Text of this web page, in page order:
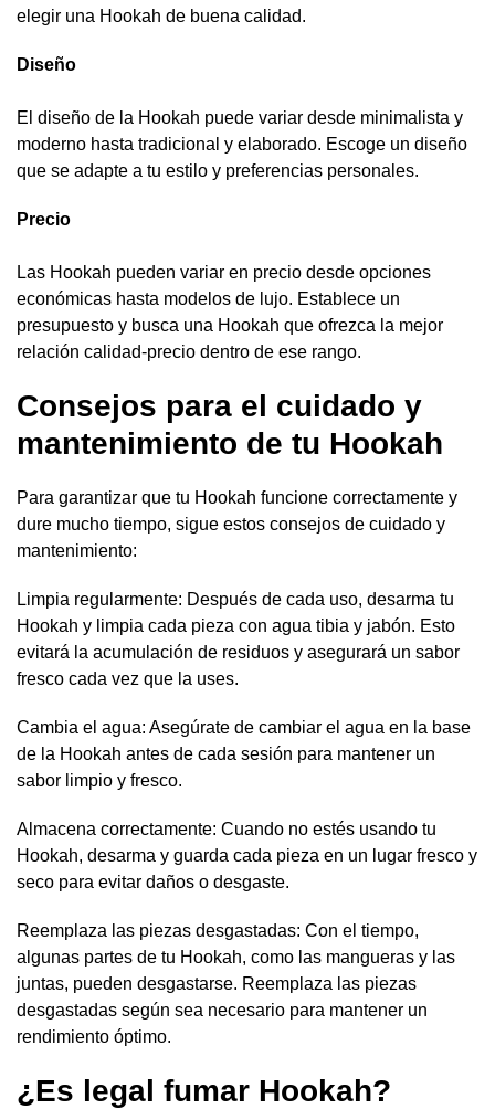
elegir una Hookah de buena calidad.
Diseño
El diseño de la Hookah puede variar desde minimalista y
moderno hasta tradicional y elaborado. Escoge un diseño
que se adapte a tu estilo y preferencias personales.
Precio
Las Hookah pueden variar en precio desde opciones
económicas hasta modelos de lujo. Establece un
presupuesto y busca una Hookah que ofrezca la mejor
relación calidad-precio dentro de ese rango.
Consejos para el cuidado y
mantenimiento de tu Hookah
Para garantizar que tu Hookah funcione correctamente y
dure mucho tiempo, sigue estos consejos de cuidado y
mantenimiento:
Limpia regularmente: Después de cada uso, desarma tu
Hookah y limpia cada pieza con agua tibia y jabón. Esto
evitará la acumulación de residuos y asegurará un sabor
fresco cada vez que la uses.
Cambia el agua: Asegúrate de cambiar el agua en la base
de la Hookah antes de cada sesión para mantener un
sabor limpio y fresco.
Almacena correctamente: Cuando no estés usando tu
Hookah, desarma y guarda cada pieza en un lugar fresco y
seco para evitar daños o desgaste.
Reemplaza las piezas desgastadas: Con el tiempo,
algunas partes de tu Hookah, como las mangueras y las
juntas, pueden desgastarse. Reemplaza las piezas
desgastadas según sea necesario para mantener un
rendimiento óptimo.
¿Es legal fumar Hookah?